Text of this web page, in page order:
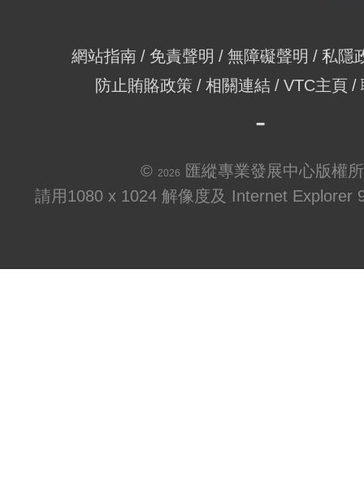
網站指南 免責聲明 無障礙聲明
私隱
防止賄賂政策
相關連結 VTC主頁
© 2026
匯縱專業發展中心版權
請用1080 x 1024 解像度及 Internet Explorer